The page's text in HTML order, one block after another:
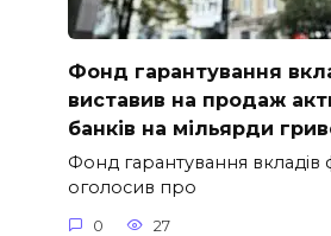
Фонд гарантування
виставив на продаж
банків на мільярди
Фонд гарантування вкладів
оголосив про
0 27